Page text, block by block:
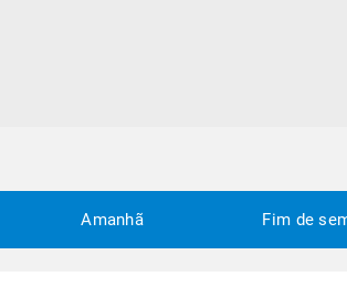
Amanhã Fim de